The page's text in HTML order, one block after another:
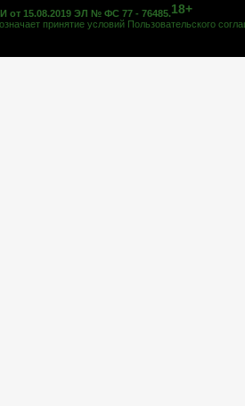
от 15.08.2019 ЭЛ № ФС 77 - 76485.18+
принятие условий Пользовательского